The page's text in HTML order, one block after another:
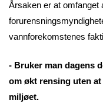
Årsaken er at
vannforekomstenes
- Bruker man dagens
om økt rensing uten
miljøet.